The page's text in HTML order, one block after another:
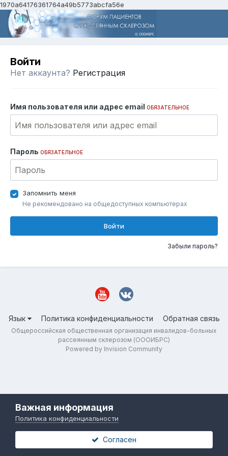
1970a64176361764a49b5773abcfa56e
Войти
Нет аккаунта? Регистрация
Имя пользователя или адрес email ОБЯЗАТЕЛЬНОЕ
Пароль ОБЯЗАТЕЛЬНОЕ
Запомнить меня
Не рекомендовано на общедоступных компьютерах
Войти
Забыли пароль?
Язык Политика конфиденциальности Обратная связь
Общероссийская общественная организация инвалидов-больных
рассеянным склерозом (ОООИБРС)
Powered by Invision Community
Важная информация
Политика конфиденциальности
Согласен